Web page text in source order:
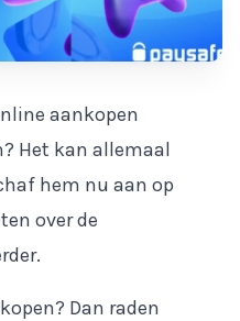
aankopen
Het kan allemaal
hem nu aan op
over de
Dan raden